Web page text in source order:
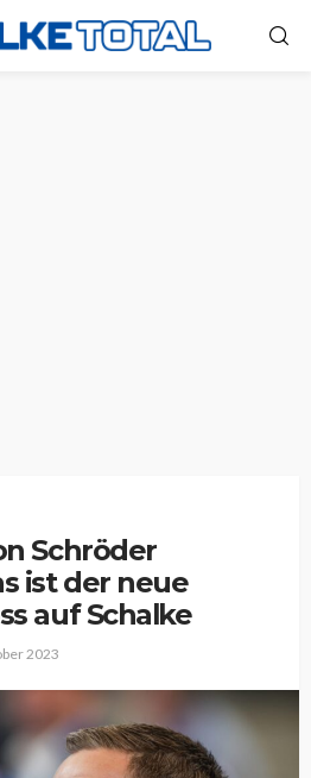
Schröder
ist der neue
auf Schalke
2023